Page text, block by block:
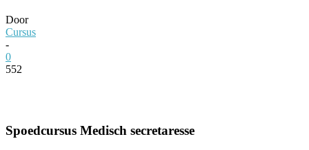
Door
Cursus
-
0
552
Spoedcursus Medisch secretaresse